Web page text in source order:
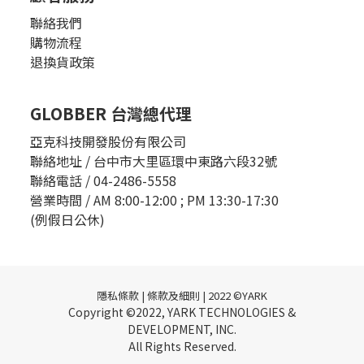
聯絡我們
購物流程
退換貨政策
GLOBBER 台灣總代理
亞克科技開發股份有限公司
聯絡地址 / 台中市大里區環中東路六段32號
聯絡電話 / 04-2486-5558
營業時間 / AM 8:00-12:00 ; PM 13:30-17:30
(例假日公休)
隱私條款 | 條款及細則 | 2022 ©YARK
Copyright ©2022, YARK TECHNOLOGIES &
DEVELOPMENT, INC.
All Rights Reserved.